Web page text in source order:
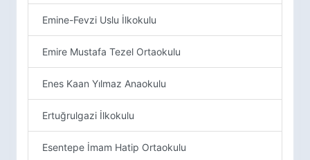
Emine-Fevzi Uslu İlkokulu
Emire Mustafa Tezel Ortaokulu
Enes Kaan Yılmaz Anaokulu
Ertuğrulgazi İlkokulu
Esentepe İmam Hatip Ortaokulu